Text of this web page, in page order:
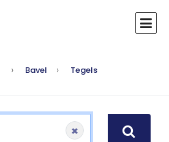
Bavel Tegels
×